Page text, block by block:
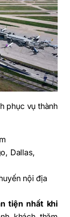
phục vụ thành
Dallas,
nội địa
tiện nhất khi